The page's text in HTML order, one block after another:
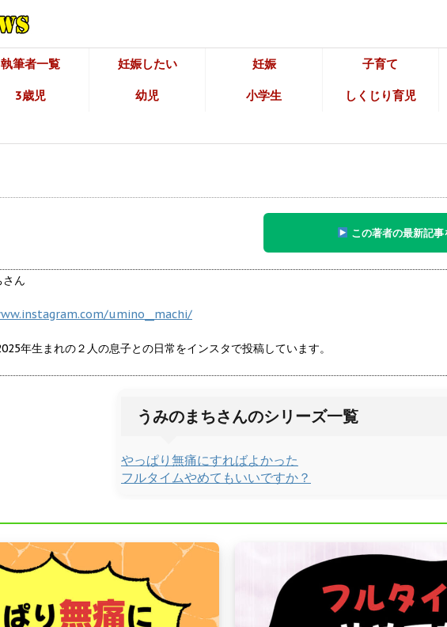
執筆者一覧 妊娠したい 妊娠 子育て
3歳児 幼児 小学生 しくじり育児
この著者の最新記事
さん
umino__machi/
年生まれの２人の息子との日常をインスタで投稿しています。
うみのまちさんのシリーズ一覧
やっぱり無痛にすればよかった
フルタイムやめてもいいですか？